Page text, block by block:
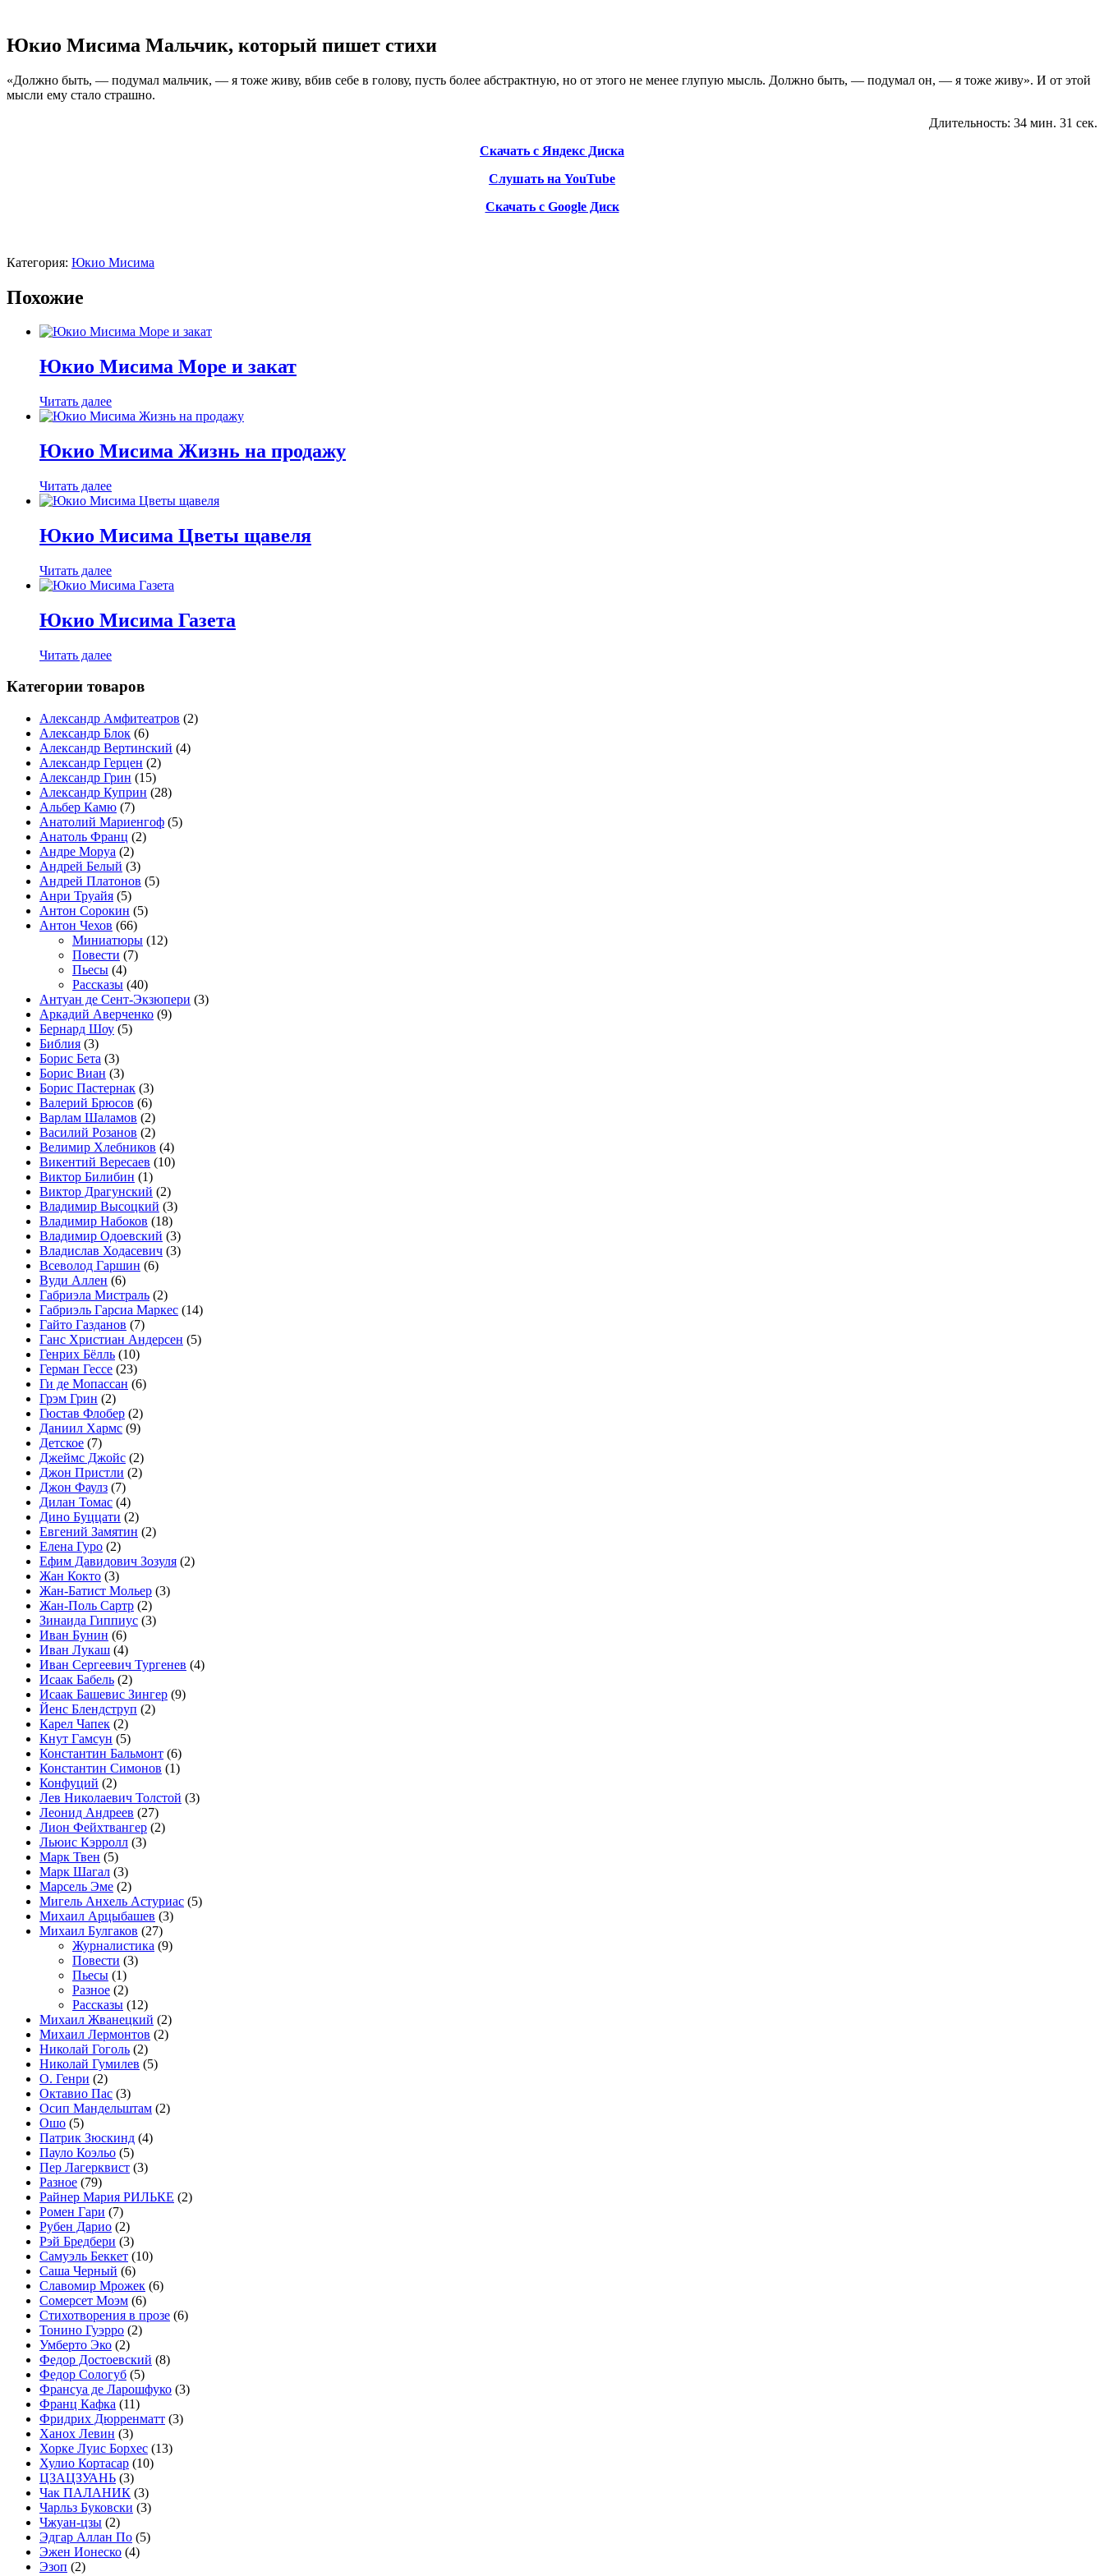
Юкио Мисима Мальчик, который пишет стихи
«Должно быть, — подумал мальчик, — я тоже живу, вбив себе в голову, пусть более абстрактную, но от этого не менее глупую мысль. Должно быть, — подумал он, — я тоже живу». И от этой
мысли ему стало страшно.
Длительность: 34 мин. 31 сек.
Скачать с Яндекс Диска
Слушать на YouTube
Скачать с Google Диск
Категория: Юкио Мисима
Похожие
Юкио Мисима Море и закат
Читать далее
Юкио Мисима Жизнь на продажу
Читать далее
Юкио Мисима Цветы щавеля
Читать далее
Юкио Мисима Газета
Читать далее
Категории товаров
Александр Амфитеатров (2)
Александр Блок (6)
Александр Вертинский (4)
Александр Герцен (2)
Александр Грин (15)
Александр Куприн (28)
Альбер Камю (7)
Анатолий Мариенгоф (5)
Анатоль Франц (2)
Андре Моруа (2)
Андрей Белый (3)
Андрей Платонов (5)
Анри Труайя (5)
Антон Сорокин (5)
Антон Чехов (66)
Миниатюры (12)
Повести (7)
Пьесы (4)
Рассказы (40)
Антуан де Сент-Экзюпери (3)
Аркадий Аверченко (9)
Бернард Шоу (5)
Библия (3)
Борис Бета (3)
Борис Виан (3)
Борис Пастернак (3)
Валерий Брюсов (6)
Варлам Шаламов (2)
Василий Розанов (2)
Велимир Хлебников (4)
Викентий Вересаев (10)
Виктор Билибин (1)
Виктор Драгунский (2)
Владимир Высоцкий (3)
Владимир Набоков (18)
Владимир Одоевский (3)
Владислав Ходасевич (3)
Всеволод Гаршин (6)
Вуди Аллен (6)
Габриэла Мистраль (2)
Габриэль Гарсиа Маркес (14)
Гайто Газданов (7)
Ганс Христиан Андерсен (5)
Генрих Бёлль (10)
Герман Гессе (23)
Ги де Мопассан (6)
Грэм Грин (2)
Гюстав Флобер (2)
Даниил Хармс (9)
Детское (7)
Джеймс Джойс (2)
Джон Пристли (2)
Джон Фаулз (7)
Дилан Томас (4)
Дино Буццати (2)
Евгений Замятин (2)
Елена Гуро (2)
Ефим Давидович Зозуля (2)
Жан Кокто (3)
Жан-Батист Мольер (3)
Жан-Поль Сартр (2)
Зинаида Гиппиус (3)
Иван Бунин (6)
Иван Лукаш (4)
Иван Сергеевич Тургенев (4)
Исаак Бабель (2)
Исаак Башевис Зингер (9)
Йенс Блендструп (2)
Карел Чапек (2)
Кнут Гамсун (5)
Константин Бальмонт (6)
Константин Симонов (1)
Конфуций (2)
Лев Николаевич Толстой (3)
Леонид Андреев (27)
Лион Фейхтвангер (2)
Льюис Кэрролл (3)
Марк Твен (5)
Марк Шагал (3)
Марсель Эме (2)
Мигель Анхель Астуриас (5)
Михаил Арцыбашев (3)
Михаил Булгаков (27)
Журналистика (9)
Повести (3)
Пьесы (1)
Разное (2)
Рассказы (12)
Михаил Жванецкий (2)
Михаил Лермонтов (2)
Николай Гоголь (2)
Николай Гумилев (5)
О. Генри (2)
Октавио Пас (3)
Осип Мандельштам (2)
Ошо (5)
Патрик Зюскинд (4)
Пауло Коэльо (5)
Пер Лагерквист (3)
Разное (79)
Райнер Мария РИЛЬКЕ (2)
Ромен Гари (7)
Рубен Дарио (2)
Рэй Бредбери (3)
Самуэль Беккет (10)
Саша Черный (6)
Славомир Мрожек (6)
Сомерсет Моэм (6)
Стихотворения в прозе (6)
Тонино Гуэрро (2)
Умберто Эко (2)
Федор Достоевский (8)
Федор Сологуб (5)
Франсуа де Ларошфуко (3)
Франц Кафка (11)
Фридрих Дюрренматт (3)
Ханох Левин (3)
Хорке Луис Борхес (13)
Хулио Кортасар (10)
ЦЗАЦЗУАНЬ (3)
Чак ПАЛАНИК (3)
Чарльз Буковски (3)
Чжуан-цзы (2)
Эдгар Аллан По (5)
Эжен Ионеско (4)
Эзоп (2)